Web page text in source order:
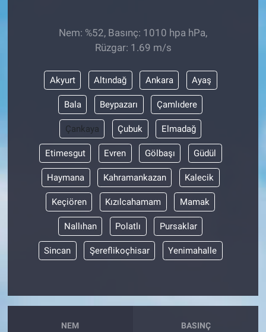
Nem: %52, Basınç: 1010 hpa hPa,
Rüzgar: 1.69 m/s
Akyurt Altındağ Ankara Ayaş
Bala Beypazarı Çamlıdere
Çankaya Çubuk Elmadağ
Etimesgut Evren Gölbaşı Güdül
Haymana Kahramankazan Kalecik
Keçiören Kızılcahamam Mamak
Nallıhan Polatlı Pursaklar
Sincan Şereflikoçhisar Yenimahalle
NEM BASINÇ